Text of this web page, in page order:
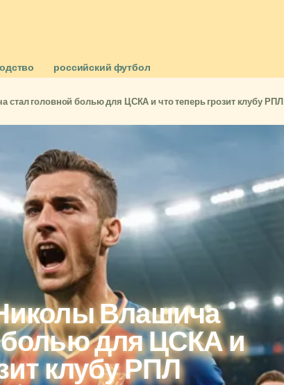
российский футбол
стал головной болью для ЦСКА и что теперь грозит клубу РПЛ
Влашича
болью для ЦСКА и
клубу РПЛ